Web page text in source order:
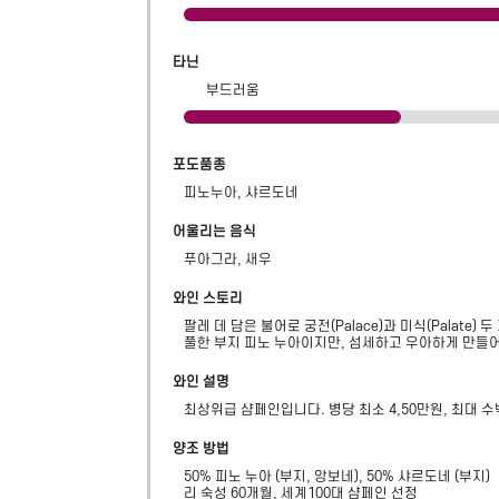
타닌
부드러움
포도품종
피노누아, 샤르도네
어울리는 음식
푸아그라, 새우
와인 스토리
팔레 데 담은 불어로 궁전(Palace)과 미식(Palate) 두
풀한 부지 피노 누아이지만, 섬세하고 우아하게 만들
와인 설명
최상위급 샴페인입니다. 병당 최소 4,50만원, 최대
양조 방법
50% 피노 누아 (부지, 앙보네), 50% 샤르도네 (부지)
리 숙성 60개월, 세계100대 샴페인 선정